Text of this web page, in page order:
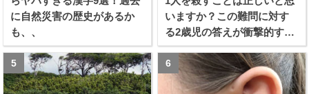
に自然災害の歴史があるか
も、、
いますか？この難問に対す
る2歳児の答えが衝撃的すぎ
る！！